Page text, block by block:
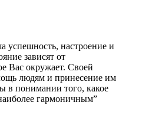
успешность, настроение и
зависят от
Вас окружает. Своей
людям и принесение им
в понимании того, какое
гармоничным”